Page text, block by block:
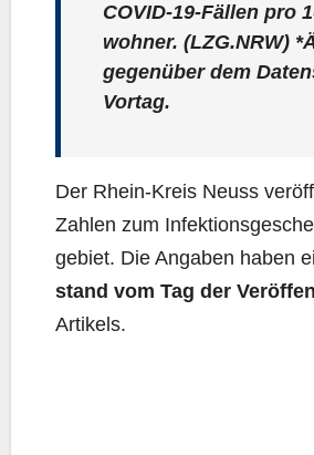
COVID-19-Fäl­len pro
woh­ner. (LZG.NRW)
gegen­über dem
Vortag.
Der Rhein-Kreis Neuss
Zah­len zum
ge­biet. Die Anga­ben haben
stand vom Tag der
Artikels.